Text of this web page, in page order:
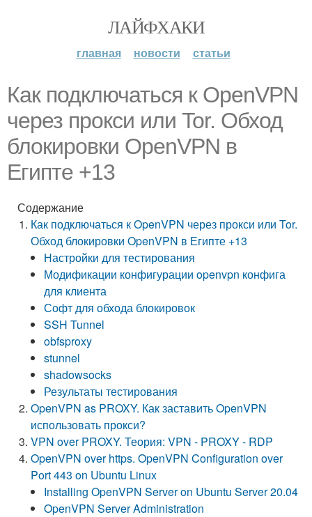
ЛАЙФХАКИ
главная новости статьи
Как подключаться к OpenVPN
через прокси или Tor. Обход
блокировки OpenVPN в
Египте +13
Содержание
Как подключаться к OpenVPN через прокси или Tor.
Обход блокировки OpenVPN в Египте +13
Настройки для тестирования
Модификации конфигурации openvpn конфига
для клиента
Софт для обхода блокировок
SSH Tunnel
obfsproxy
stunnel
shadowsocks
Результаты тестирования
OpenVPN as PROXY. Как заставить OpenVPN
использовать прокси?
VPN over PROXY. Теория: VPN - PROXY - RDP
OpenVPN over https. OpenVPN Configuration over
Port 443 on Ubuntu Linux
Installing OpenVPN Server on Ubuntu Server 20.04
OpenVPN Server Administration